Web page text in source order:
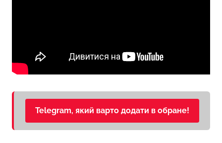
Telegram, який варто додати в обране!